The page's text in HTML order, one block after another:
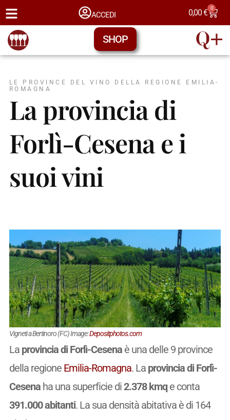
ACCEDI 0,00€ 0
SHOP
LE PROVINCE DEL VINO DELLA REGIONE EMILIA-
ROMAGNA
La provincia di
Forlì-Cesena e i
suoi vini
Vigneti a Bertinoro (FC) Image:Depositphotos.com
La provincia di Forlì-Cesenaè una delle 9 province
della regione Emilia-Romagna. La provincia di Forlì-
Cesenaha una superficie di2.378 kmqe conta
391.000 abitanti. La sua densità abitativa è di 164